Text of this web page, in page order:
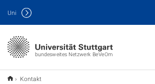
bundesweites Netzwerk BeVeOm
Uni
Kontakt